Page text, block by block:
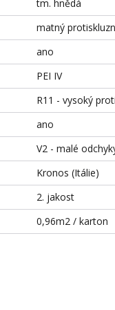
tm. hnědá
matný
ano
PEI IV
R11 - vysoký
ano
V2 - malé
Kronos (Itálie)
2. jakost
0,96m2 / karton